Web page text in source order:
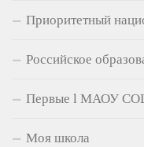
Приоритетный
Российское
Первые l МАОУ
Моя школа